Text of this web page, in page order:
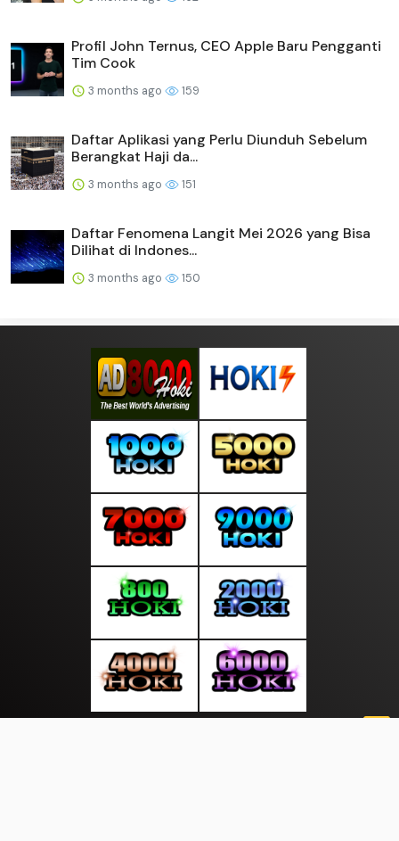
Profil John Ternus, CEO Apple Baru Pengganti
Tim Cook
3 months ago 159
Daftar Aplikasi yang Perlu Diunduh Sebelum
Berangkat Haji da...
3 months ago 151
Daftar Fenomena Langit Mei 2026 yang Bisa
Dilihat di Indones...
3 months ago 150